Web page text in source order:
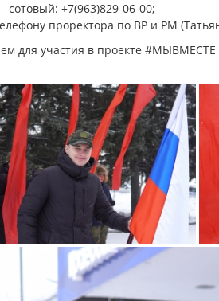
сотовый: +7(963)829-06-00;
проректора по ВР и РМ
для участия в проекте